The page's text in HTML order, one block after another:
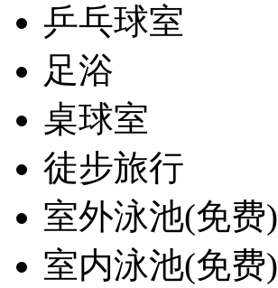
乒乓球室
足浴
桌球室
徒步旅行
室外泳池(免费)
室内泳池(免费)